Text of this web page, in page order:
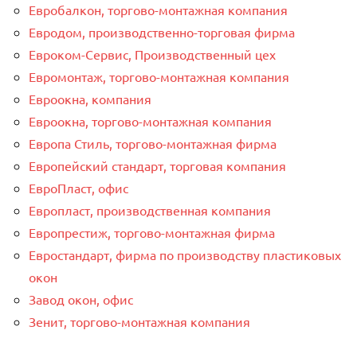
Евробалкон, торгово-монтажная компания
Евродом, производственно-торговая фирма
Евроком-Сервис, Производственный цех
Евромонтаж, торгово-монтажная компания
Евроокна, компания
Евроокна, торгово-монтажная компания
Европа Стиль, торгово-монтажная фирма
Европейский стандарт, торговая компания
ЕвроПласт, офис
Европласт, производственная компания
Европрестиж, торгово-монтажная фирма
Евростандарт, фирма по производству пластиковых
окон
Завод окон, офис
Зенит, торгово-монтажная компания